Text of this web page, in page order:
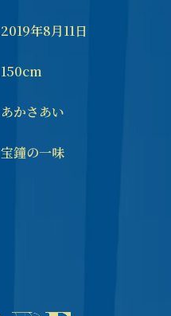
2019年8月11日
150cm
あかさあい
宝鐘の一味